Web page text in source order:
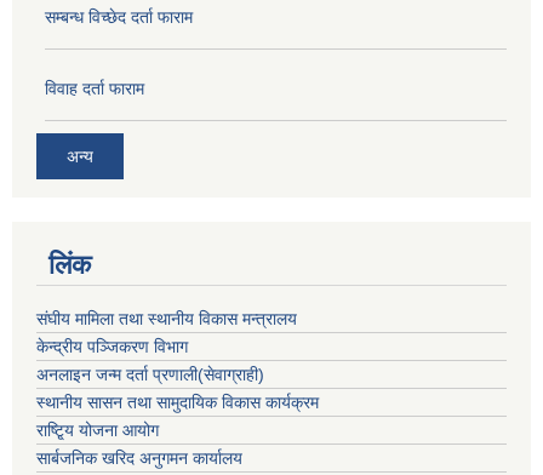
सम्बन्ध विच्छेद दर्ता फाराम
विवाह दर्ता फाराम
अन्य
लिंक
संघीय मामिला तथा स्थानीय विकास मन्त्रालय
केन्द्रीय पञ्जिकरण विभाग
अनलाइन जन्म दर्ता प्रणाली(सेवाग्राही)
स्थानीय सासन तथा सामुदायिक विकास कार्यक्रम
राष्टि्ृय योजना आयोग
सार्बजनिक खरिद अनुगमन कार्यालय